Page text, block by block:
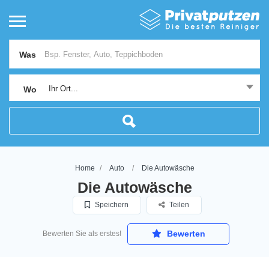
Was
Wo Ihr Ort...
Home Auto Die Autowäsche
Die Autowäsche
Speichern Teilen
Bewerten Sie als erstes! Bewerten